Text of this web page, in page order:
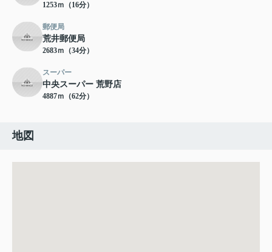
1253ｍ（16分）
郵便局
荒井郵便局
2683ｍ（34分）
スーパー
中央スーパー 荒野店
4887ｍ（62分）
地図